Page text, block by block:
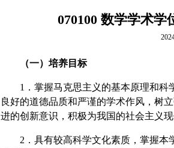
070100 数学学术学
（一）培养目标
1．掌握马克思主义的基本原理和
良好的道德品质和严谨的学术作风，树
进的创新意识，积极为我国的社会主义现
2．具有较高科学文化素质，掌握